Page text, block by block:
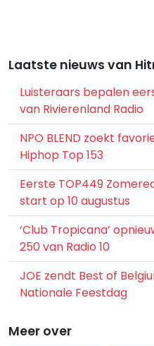
Laatste nieuws van
Luisteraars bepalen
van Rivierenland Radio
NPO BLEND zoekt
Hiphop Top 153
Eerste TOP449
start op 10 augustus
‘Club Tropicana’
250 van Radio 10
JOE zendt Best of
Nationale Feestdag
Meer over